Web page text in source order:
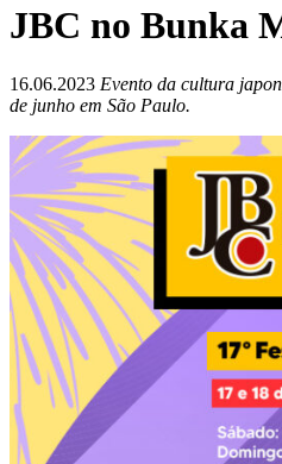
JBC no Bunka
16.06.2023 Evento da cultura
de junho em São Paulo.